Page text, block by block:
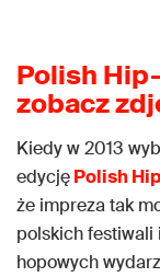
Polish
zobacz
Kiedy w 2013
edycjęPolish
że impreza tak
polskich festiwali
hopowych